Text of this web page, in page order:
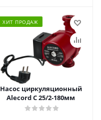
ХИТ ПРОДАЖ
Насос циркуляционный
Alecord C 25/2-180мм